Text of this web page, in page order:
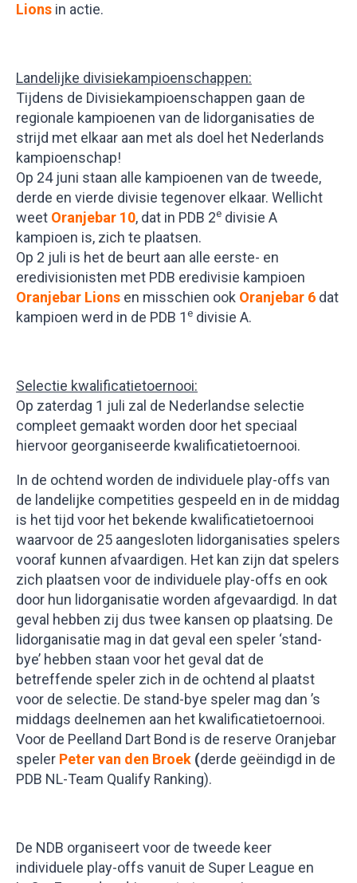
Lions in actie.
Landelijke divisiekampioenschappen:
Tijdens de Divisiekampioenschappen gaan de
regionale kampioenen van de lidorganisaties de
strijd met elkaar aan met als doel het Nederlands
kampioenschap!
Op 24 juni staan alle kampioenen van de tweede,
derde en vierde divisie tegenover elkaar. Wellicht
weet Oranjebar 10, dat in PDB 2e divisie A
kampioen is, zich te plaatsen.
Op 2 juli is het de beurt aan alle eerste- en
eredivisionisten met PDB eredivisie kampioen
Oranjebar Lions en misschien ook Oranjebar 6 dat
kampioen werd in de PDB 1e divisie A.
Selectie kwalificatietoernooi:
Op zaterdag 1 juli zal de Nederlandse selectie
compleet gemaakt worden door het speciaal
hiervoor georganiseerde kwalificatietoernooi.
In de ochtend worden de individuele play-offs van
de landelijke competities gespeeld en in de middag
is het tijd voor het bekende kwalificatietoernooi
waarvoor de 25 aangesloten lidorganisaties spelers
vooraf kunnen afvaardigen. Het kan zijn dat spelers
zich plaatsen voor de individuele play-offs en ook
door hun lidorganisatie worden afgevaardigd. In dat
geval hebben zij dus twee kansen op plaatsing. De
lidorganisatie mag in dat geval een speler ‘stand-
bye’ hebben staan voor het geval dat de
betreffende speler zich in de ochtend al plaatst
voor de selectie. De stand-bye speler mag dan ’s
middags deelnemen aan het kwalificatietoernooi.
Voor de Peelland Dart Bond is de reserve Oranjebar
speler Peter van den Broek (derde geëindigd in de
PDB NL-Team Qualify Ranking).
De NDB organiseert voor de tweede keer
individuele play-offs vanuit de Super League en